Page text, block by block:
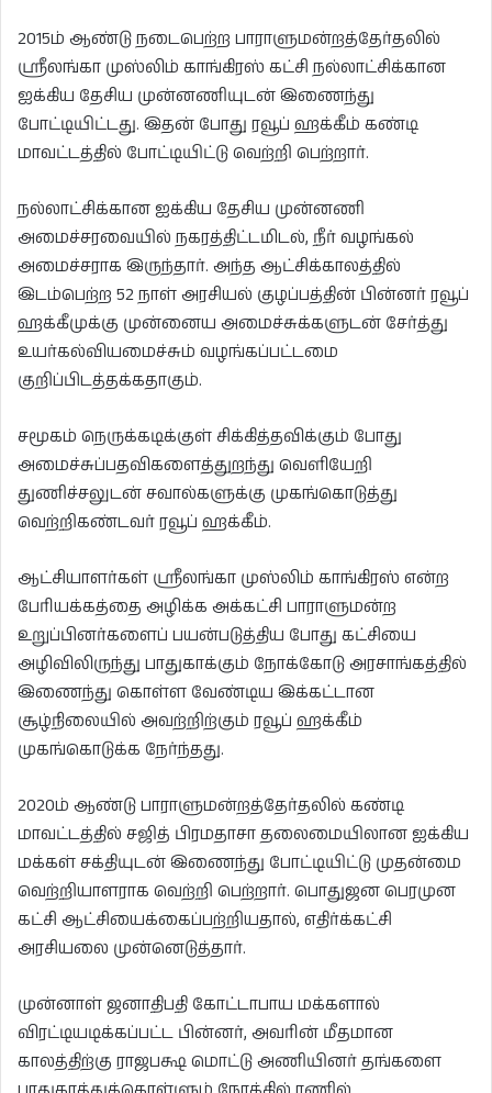
2015ம் ஆண்டு நடைபெற்ற பாராளுமன்றத்தேர்தலில்
ஸ்ரீலங்கா முஸ்லிம் காங்கிரஸ் கட்சி நல்லாட்சிக்கான
ஐக்கிய தேசிய முன்னணியுடன் இணைந்து
போட்டியிட்டது. இதன் போது ரவூப் ஹக்கீம் கண்டி
மாவட்டத்தில் போட்டியிட்டு வெற்றி பெற்றார்.
நல்லாட்சிக்கான ஐக்கிய தேசிய முன்னணி
அமைச்சரவையில் நகரத்திட்டமிடல், நீர் வழங்கல்
அமைச்சராக இருந்தார். அந்த ஆட்சிக்காலத்தில்
இடம்பெற்ற 52 நாள் அரசியல் குழப்பத்தின் பின்னர் ரவூப்
ஹக்கீமுக்கு முன்னைய அமைச்சுக்களுடன் சேர்த்து
உயர்கல்வியமைச்சும் வழங்கப்பட்டமை
குறிப்பிடத்தக்கதாகும்.
சமூகம் நெருக்கடிக்குள் சிக்கித்தவிக்கும் போது
அமைச்சுப்பதவிகளைத்துறந்து வெளியேறி
துணிச்சலுடன் சவால்களுக்கு முகங்கொடுத்து
வெற்றிகண்டவர் ரவூப் ஹக்கீம்.
ஆட்சியாளர்கள் ஸ்ரீலங்கா முஸ்லிம் காங்கிரஸ் என்ற
பேரியக்கத்தை அழிக்க அக்கட்சி பாராளுமன்ற
உறுப்பினர்களைப் பயன்படுத்திய போது கட்சியை
அழிவிலிருந்து பாதுகாக்கும் நோக்கோடு அரசாங்கத்தில்
இணைந்து கொள்ள வேண்டிய இக்கட்டான
சூழ்நிலையில் அவற்றிற்கும் ரவூப் ஹக்கீம்
முகங்கொடுக்க நேர்ந்தது.
2020ம் ஆண்டு பாராளுமன்றத்தேர்தலில் கண்டி
மாவட்டத்தில் சஜித் பிரமதாசா தலைமையிலான ஐக்கிய
மக்கள் சக்தியுடன் இணைந்து போட்டியிட்டு முதன்மை
வெற்றியாளராக வெற்றி பெற்றார். பொதுஜன பெரமுன
கட்சி ஆட்சியைக்கைப்பற்றியதால், எதிர்க்கட்சி
அரசியலை முன்னெடுத்தார்.
முன்னாள் ஜனாதிபதி கோட்டாபாய மக்களால்
விரட்டியடிக்கப்பட்ட பின்னர், அவரின் மீதமான
காலத்திற்கு ராஜபக்ஷ மொட்டு அணியினர் தங்களை